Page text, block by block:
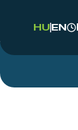
HU EN